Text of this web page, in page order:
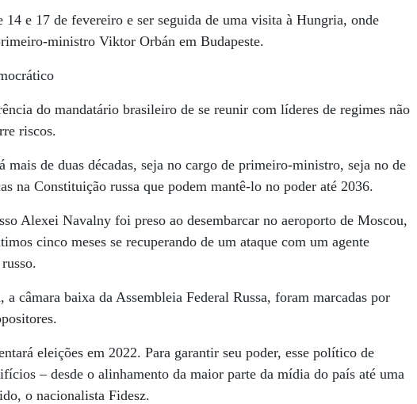
e 17 de fevereiro e ser seguida de uma visita à Hungria, onde
ministro Viktor Orbán em Budapeste.
do mandatário brasileiro de se reunir com líderes de regimes não
riscos.
mais de duas décadas, seja no cargo de primeiro-ministro, seja no de
na Constituição russa que podem mantê-lo no poder até 2036.
Alexei Navalny foi preso ao desembarcar no aeroporto de Moscou,
cinco meses se recuperando de um ataque com um agente
câmara baixa da Assembleia Federal Russa, foram marcadas por
eleições em 2022. Para garantir seu poder, esse político de
– desde o alinhamento da maior parte da mídia do país até uma
o nacionalista Fidesz.